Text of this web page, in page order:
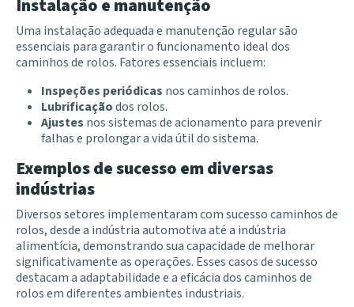
Instalação e manutenção
Uma instalação adequada e manutenção regular são
essenciais para garantir o funcionamento ideal dos
caminhos de rolos. Fatores essenciais incluem:
Inspeções periódicas nos caminhos de rolos.
Lubrificaçãodos rolos.
Ajustes nos sistemas de acionamento para prevenir
falhas e prolongar a vida útil do sistema.
Exemplos de sucesso em diversas
indústrias
Diversos setores implementaram com sucesso caminhos de
rolos, desde a indústria automotiva até a indústria
alimentícia, demonstrando sua capacidade de melhorar
significativamente as operações. Esses casos de sucesso
destacam a adaptabilidade e a eficácia dos caminhos de
rolos em diferentes ambientes industriais.